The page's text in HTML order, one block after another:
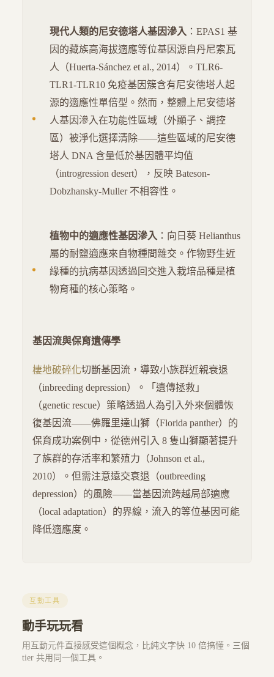
現代人類的尼安德塔人基因滲入 ：EPAS1 基
因的藏族高海拔適應等位基因源自丹尼索瓦
人（Huerta-Sánchez et al., 2014）。TLR6-
TLR1-TLR10 免疫基因簇含有尼安德塔人起
源的適應性單倍型。然而，整體上尼安德塔
人基因滲入在功能性區域（外顯子、調控
區）被淨化選擇清除——這些區域的尼安德
塔人 DNA 含量低於基因體平均值
（introgression desert），反映 Bateson-
Dobzhansky-Muller 不相容性。
植物中的適應性基因滲入 ：向日葵 Helianthus
屬的耐鹽適應來自物種間雜交。作物野生近
緣種的抗病基因透過回交進入栽培品種是植
物育種的核心策略。
基因流與保育遺傳學
棲地破碎化切斷基因流，導致小族群近親衰退
（inbreeding depression）。「遺傳拯救」
（genetic rescue）策略透過人為引入外來個體恢
復基因流——佛羅里達山獅（Florida panther）的
保育成功案例中，從德州引入 8 隻山獅顯著提升
了族群的存活率和繁殖力（Johnson et al.,
2010）。但需注意遠交衰退（outbreeding
depression）的風險——當基因流跨越局部適應
（local adaptation）的界線，流入的等位基因可能
降低適應度。
互動工具
動手玩玩看
用互動元件直接感受這個概念，比純文字快 10 倍搞懂。三個
tier 共用同一個工具。